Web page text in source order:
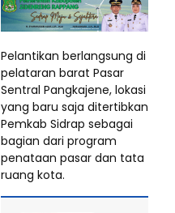
Pelantikan berlangsung di
pelataran barat Pasar
Sentral Pangkajene, lokasi
yang baru saja ditertibkan
Pemkab Sidrap sebagai
bagian dari program
penataan pasar dan tata
ruang kota.